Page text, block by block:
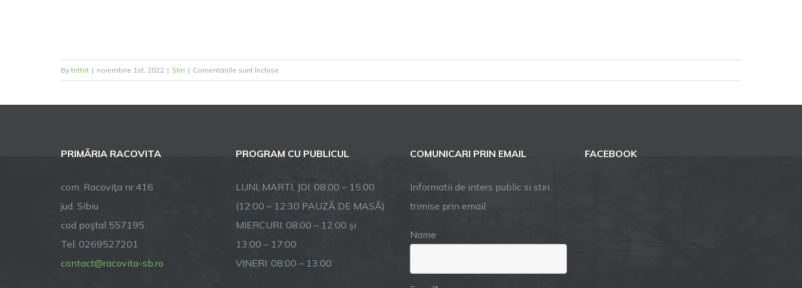
By tnttnt | noiembrie 1st, 2022 | Stiri | Comentariile sunt închise
Investiții
PRIMĂRIA RACOVITA
com. Racoviţa nr.416
jud. Sibiu
cod poştal 557195
Tel: 0269527201
contact@racovita-sb.ro
PROGRAM CU PUBLICUL
LUNI, MARTI, JOI: 08:00 – 15:00
(12:00 – 12:30 PAUZĂ DE MASĂ)
MIERCURI: 08:00 – 12:00 și
13:00 – 17:00
VINERI: 08:00 – 13:00
COMUNICARI PRIN EMAIL
Informatii de inters public si stiri
trimise prin email
Name
FACEBOOK